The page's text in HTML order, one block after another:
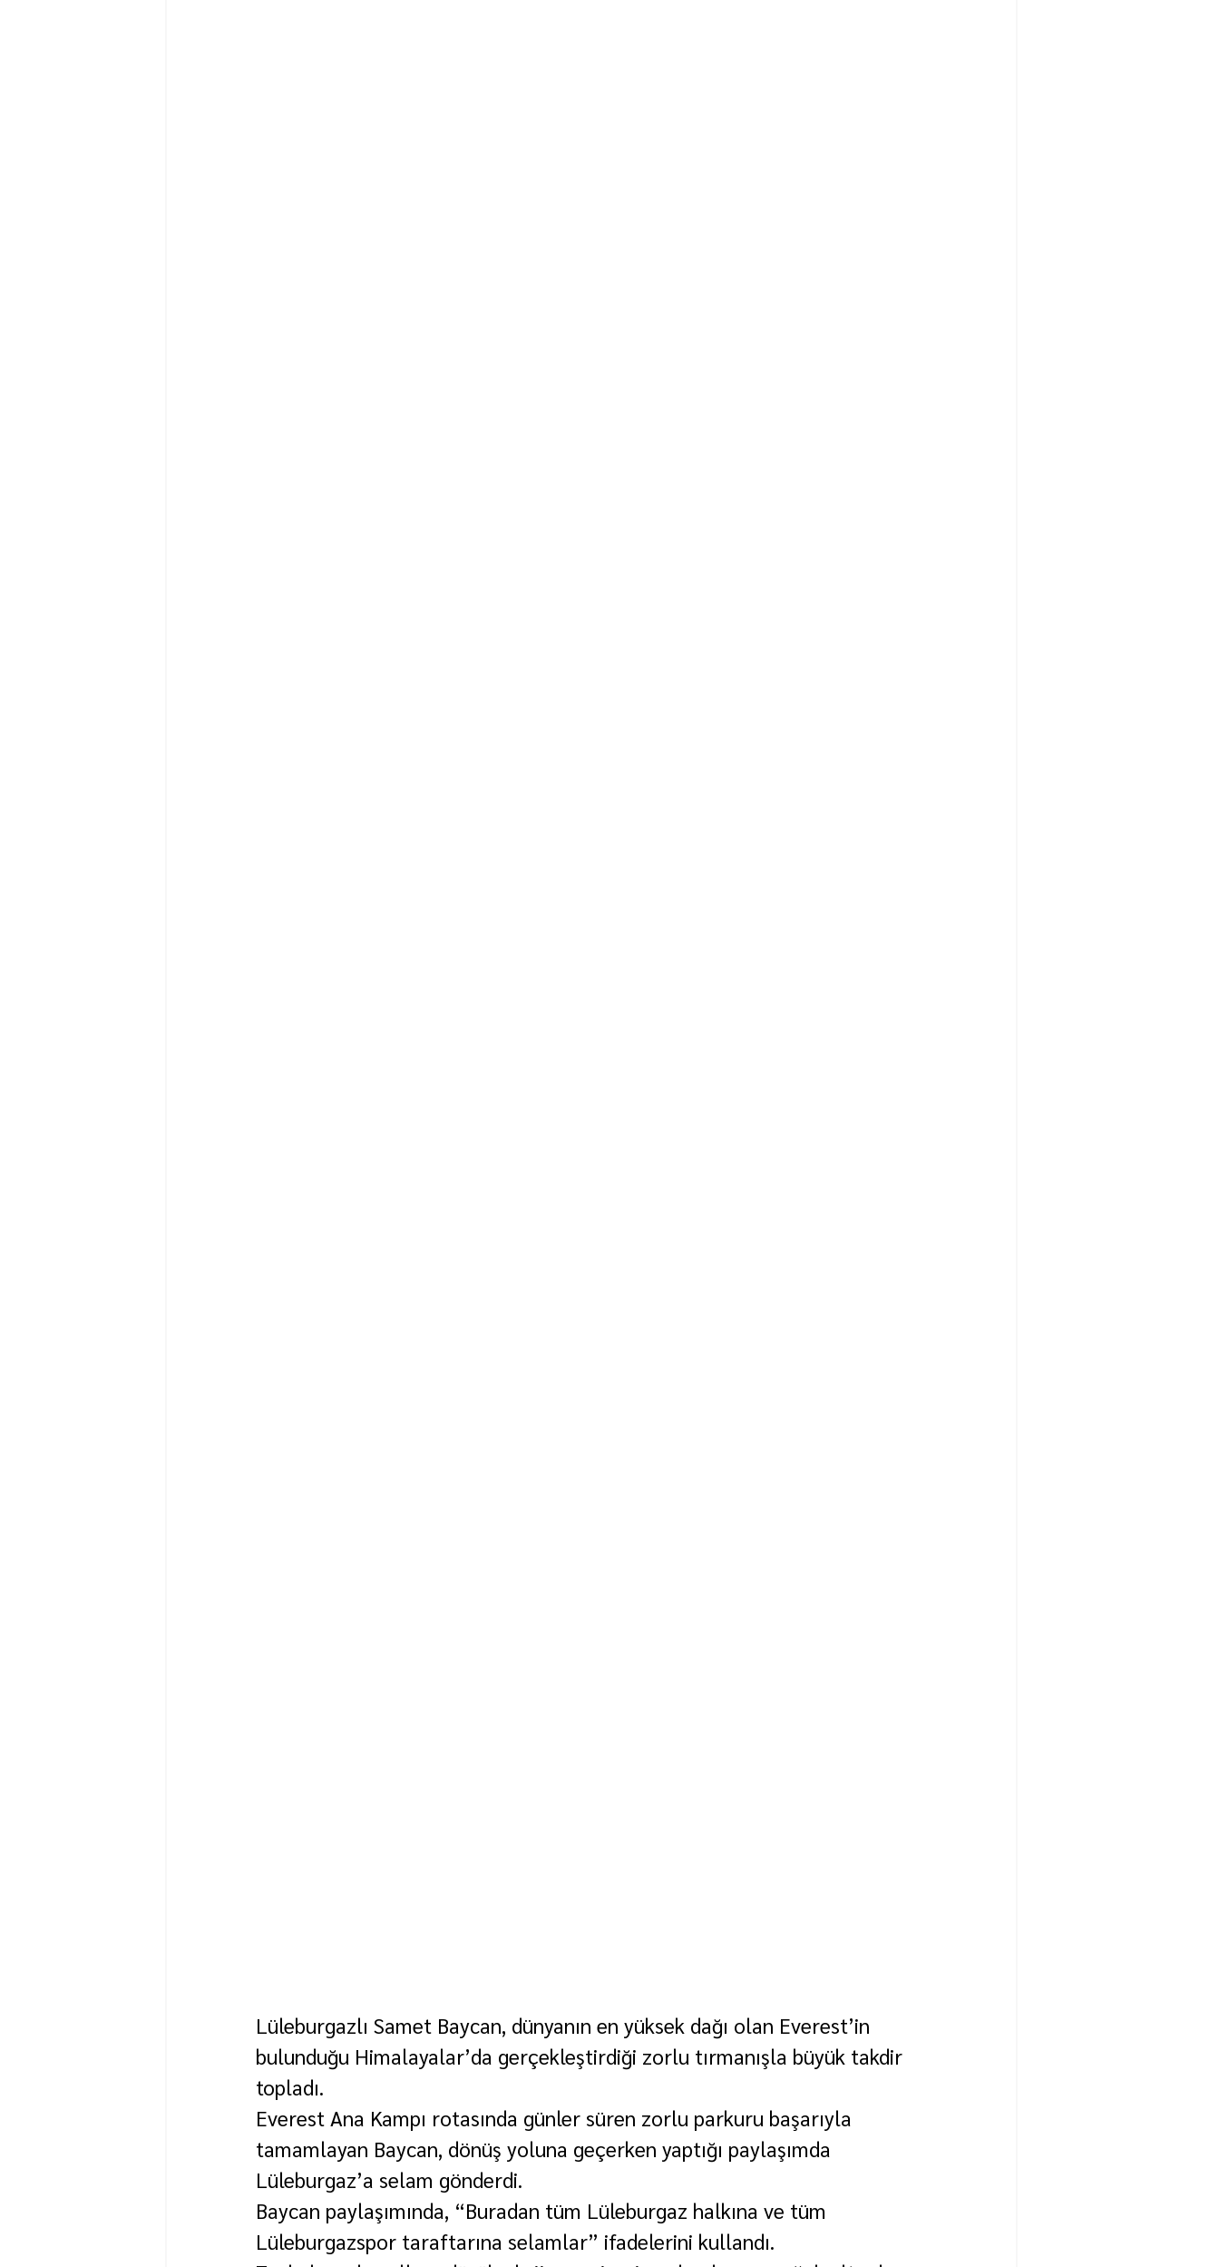
Lüleburgazlı Samet Baycan, dünyanın en yüksek dağı olan Everest’in
bulunduğu Himalayalar’da gerçekleştirdiği zorlu tırmanışla büyük takdir
topladı.
Everest Ana Kampı rotasında günler süren zorlu parkuru başarıyla
tamamlayan Baycan, dönüş yoluna geçerken yaptığı paylaşımda
Lüleburgaz’a selam gönderdi.
Baycan paylaşımında, “Buradan tüm Lüleburgaz halkına ve tüm
Lüleburgazspor taraftarına selamlar” ifadelerini kullandı.